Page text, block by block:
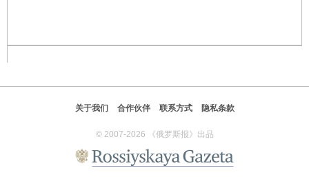
关于我们 合作伙伴 联系方式 隐私条款
© 2007-2026 《俄罗斯报》出品